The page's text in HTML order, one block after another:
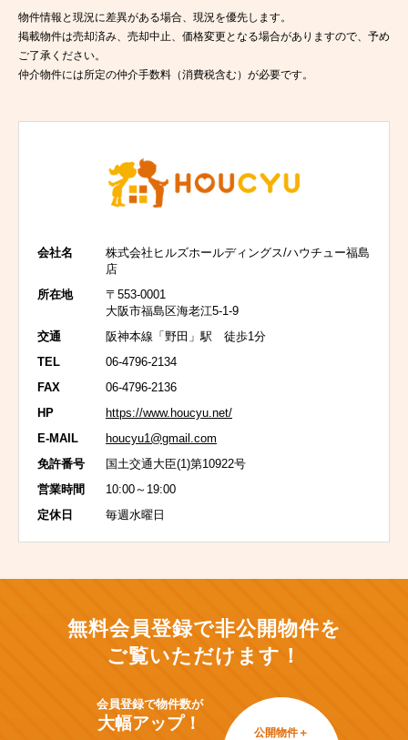
物件情報と現況に差異がある場合、現況を優先します。
掲載物件は売却済み、売却中止、価格変更となる場合がありますので、予め
ご了承ください。
仲介物件には所定の仲介手数料（消費税含む）が必要です。
会社名
株式会社ヒルズホールディングス/ハウチュー福島
店
所在地
〒553-0001
大阪市福島区海老江5-1-9
交通
阪神本線「野田」駅 徒歩1分
TEL
06-4796-2134
FAX
06-4796-2136
HP
https://www.houcyu.net/
E-MAIL
houcyu1@gmail.com
免許番号
国土交通大臣(1)第10922号
営業時間
10:00～19:00
定休日
毎週水曜日
無料会員登録で非公開物件を
ご覧いただけます！
会員登録で物件数が
大幅アップ！
公開物件＋